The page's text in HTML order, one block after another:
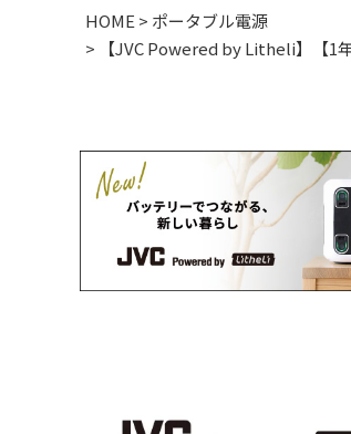
HOME
ポータブル電源
【JVC Powered by Litheli】【1